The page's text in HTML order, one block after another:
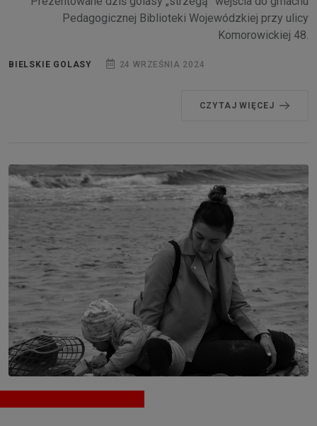
Pedagogicznej Biblioteki Wojewódzkiej przy ulicy
Komorowickiej 48.
BIELSKIE GOLASY 24 WRZEŚNIA 2024
CZYTAJ WIĘCEJ